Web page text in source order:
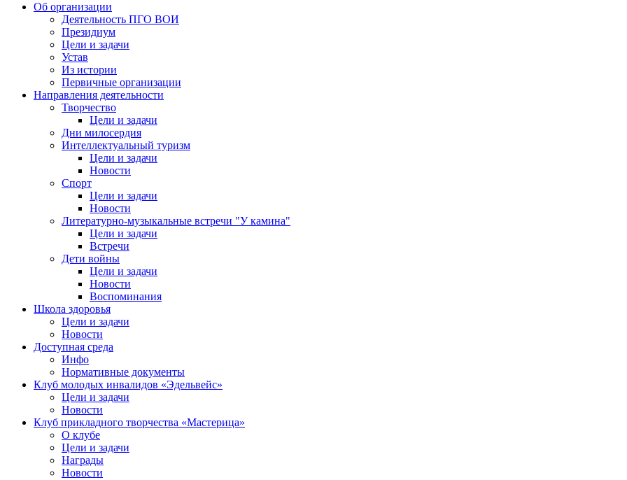
Об организации
Деятельность ПГО ВОИ
Президиум
Цели и задачи
Устав
Из истории
Первичные организации
Направления деятельности
Творчество
Цели и задачи
Дни милосердия
Интеллектуальный туризм
Цели и задачи
Новости
Спорт
Цели и задачи
Новости
Литературно-музыкальные встречи "У камина"
Цели и задачи
Встречи
Дети войны
Цели и задачи
Новости
Воспоминания
Школа здоровья
Цели и задачи
Новости
Доступная среда
Инфо
Нормативные документы
Клуб молодых инвалидов «Эдельвейс»
Цели и задачи
Новости
Клуб прикладного творчества «Мастерица»
О клубе
Цели и задачи
Награды
Новости